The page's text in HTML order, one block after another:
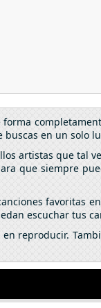
en un solo
artistas que tal
que siempre
favoritas
escuchar tus
reproducir.